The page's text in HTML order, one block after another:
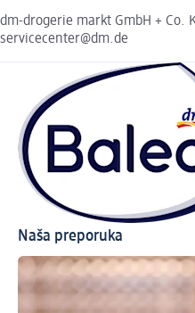
dm-drogerie markt GmbH + Co.
servicecenter@dm.de
Naša preporuka